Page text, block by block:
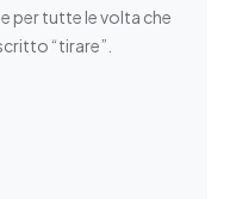
per tutte le volta che
“tirare”.